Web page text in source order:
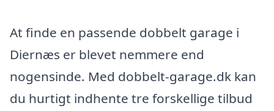
At finde en passende dobbelt garage i
Diernæs er blevet nemmere end
nogensinde. Med dobbelt-garage.dk kan
du hurtigt indhente tre forskellige tilbud